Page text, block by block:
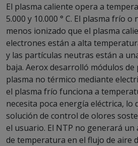
El plasma caliente opera a
5.000 y 10.000 ° C. El plasma frío
menos ionizado que el plasma
electrones están a alta
y las partículas neutras están a
baja. Aerox desarrolló módulos
plasma no térmico mediante
el plasma frío funciona a
necesita poca energía eléctrica, lo
solución de control de olores
el usuario. El NTP no generará
de temperatura en el flujo de aire